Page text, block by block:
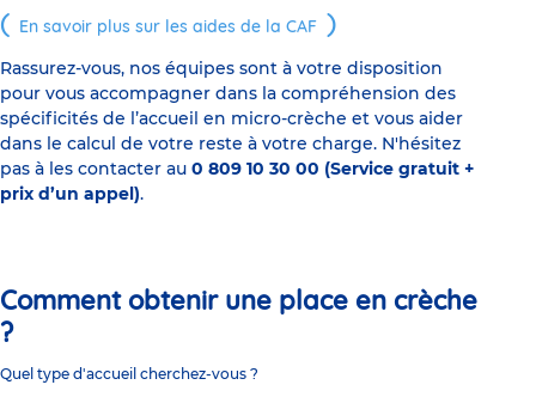
En savoir plus sur les aides de la CAF
Rassurez-vous, nos équipes sont à votre disposition
pour vous accompagner dans la compréhension des
spécificités de l’accueil en micro-crèche et vous aider
dans le calcul de votre reste à votre charge. N'hésitez
pas à les contacter au 0 809 10 30 00 (Service gratuit +
prix d’un appel).
Comment obtenir une place en crèche
?
Quel type d'accueil cherchez-vous ?